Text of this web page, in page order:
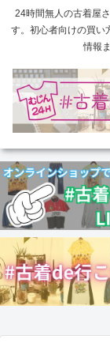
24時間無人の古着屋
す。初心者向けの買い
情報